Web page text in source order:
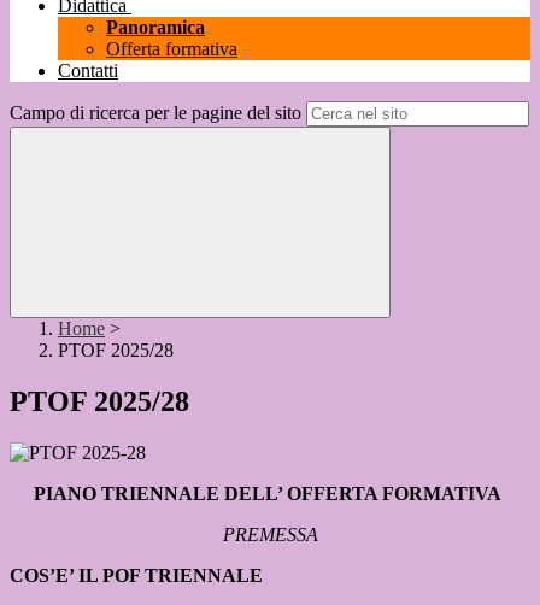
Didattica
Panoramica
Offerta formativa
Contatti
Campo di ricerca per le pagine del sito
Home >
PTOF 2025/28
PTOF 2025/28
PIANO TRIENNALE DELL’ OFFERTA FORMATIVA
PREMESSA
COS’E’ IL POF TRIENNALE